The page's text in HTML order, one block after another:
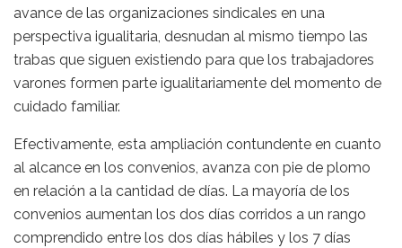
avance de las organizaciones sindicales en una
perspectiva igualitaria, desnudan al mismo tiempo las
trabas que siguen existiendo para que los trabajadores
varones formen parte igualitariamente del momento de
cuidado familiar.
Efectivamente, esta ampliación contundente en cuanto
al alcance en los convenios, avanza con pie de plomo
en relación a la cantidad de días. La mayoría de los
convenios aumentan los dos días corridos a un rango
comprendido entre los dos días hábiles y los 7 días